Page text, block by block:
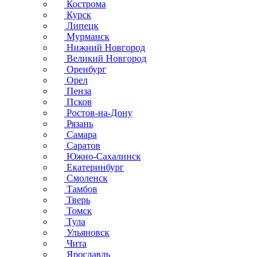
Кострома
Курск
Липецк
Мурманск
Нижний Новгород
Великий Новгород
Оренбург
Орел
Пенза
Псков
Ростов-на-Дону
Рязань
Самара
Саратов
Южно-Сахалинск
Екатеринбург
Смоленск
Тамбов
Тверь
Томск
Тула
Ульяновск
Чита
Ярославль